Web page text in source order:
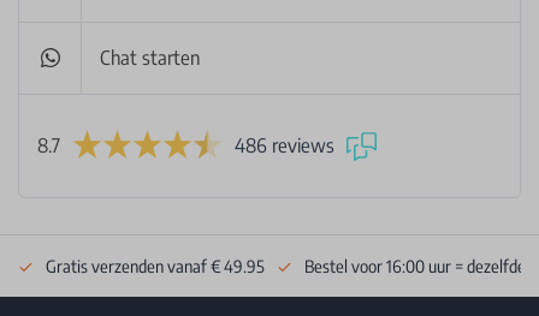
Chat starten
8.7 486 reviews
Gratis verzenden vanaf € 49.95 Bestel voor 16:00 uur = dezelfde